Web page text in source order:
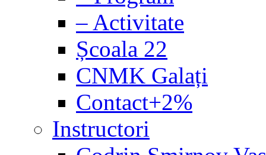
– Activitate
Școala 22
CNMK Galați
Contact+2%
Instructori